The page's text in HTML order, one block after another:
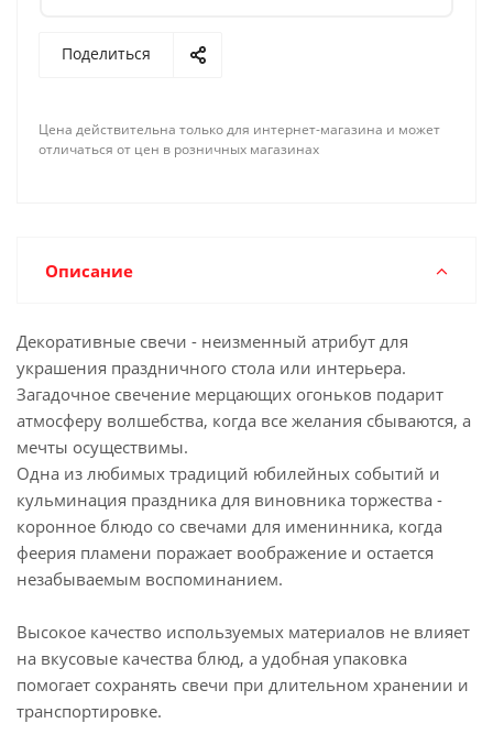
Поделиться
Цена действительна только для интернет-магазина и может
отличаться от цен в розничных магазинах
Описание
Декоративные свечи - неизменный атрибут для
украшения праздничного стола или интерьера.
Загадочное свечение мерцающих огоньков подарит
атмосферу волшебства, когда все желания сбываются, а
мечты осуществимы.
Одна из любимых традиций юбилейных событий и
кульминация праздника для виновника торжества -
коронное блюдо со свечами для именинника, когда
феерия пламени поражает воображение и остается
незабываемым воспоминанием.
Высокое качество используемых материалов не влияет
на вкусовые качества блюд, а удобная упаковка
помогает сохранять свечи при длительном хранении и
транспортировке.